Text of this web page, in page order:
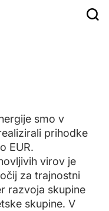
smo v
prihodke
EUR.
virov je
za trajnostni
razvoja skupine
skupine. V